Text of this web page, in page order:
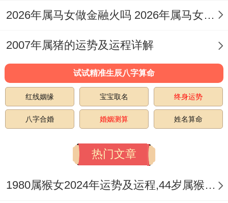
属性可通过具体方位与物品进行调节，而流
动营造浪漫、积极参与社交，便能引动此吉
星之力，冲淡孤寂之感。
尤其在农历二月、八月等桃花气息较旺的月
份。多参与喜庆场合或兴趣聚会，帮助吸引
日常仪式感，避免因习以为常而使关系趋于
来重燃火花，其核心在于，主动向外「破
2026年属马女做金融火吗 2026年属马女全年运势如何
2007年属猪的运势及运程详解
试试精准生辰八字算命
红线姻缘 宝宝取名 终身运势
八字合婚 婚姻测算 姓名算命
热门文章
1980属猴女2024年运势及运程,44岁属猴人2024全年每月运势女性如何